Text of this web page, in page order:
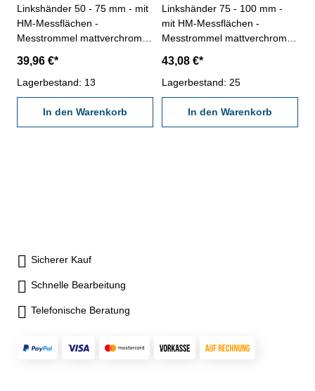
Linkshänder 50 - 75 mm - mit
HM-Messflächen -
Messtrommel mattverchromt-
Spindelsteigung 0,5 mm -
Ablesung 0,01 mm,
Genauigkeit DIN 863 - mit
Ratsche, mit Einstellmaß - im
Behältnis/Kasten Messbereich
39,96 €*
Lagerbestand: 13
In den Warenkorb
Linkshänder 75 - 100 mm -
mit HM-Messflächen -
Messtrommel mattverchromt-
Spindelsteigung 0,5 mm -
Ablesung 0,01 mm,
Genauigkeit DIN 863 - mit
Ratsche, mit Einstellmaß - im
Behältnis/Kasten Messbereich
43,08 €*
Lagerbestand: 25
In den Warenkorb
Sicherer Kauf
Schnelle Bearbeitung
Telefonische Beratung